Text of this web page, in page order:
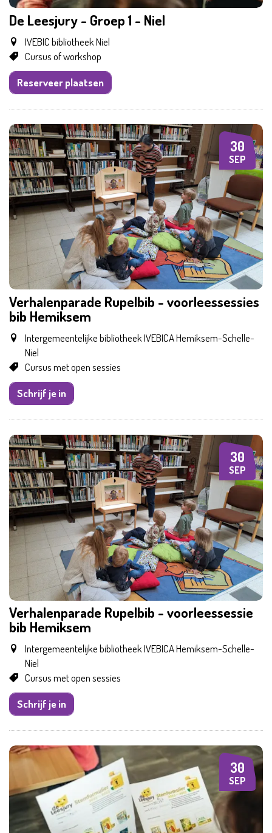
De Leesjury - Groep 1 - Niel
IVEBIC bibliotheek Niel
Cursus of workshop
Reserveer plaatsen
WO30
SEP
Verhalenparade Rupelbib - voorleessessies
bib Hemiksem Samen met kinderen eropuit!
Intergemeentelijke bibliotheek IVEBICA Hemiksem-Schelle-
Niel
Cursus met open sessies
Schrijf je in
WO30
SEP
Verhalenparade Rupelbib - voorleessessie
bib Hemiksem Samen met kinderen eropuit!
Intergemeentelijke bibliotheek IVEBICA Hemiksem-Schelle-
Niel
Cursus met open sessies
Schrijf je in
WO30
SEP